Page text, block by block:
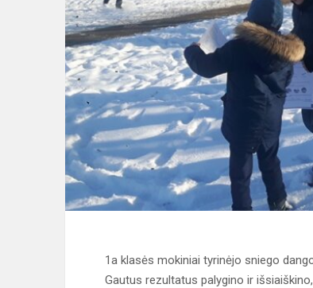
1a klasės mokiniai tyrinėjo sniego
Gautus rezultatus palygino ir